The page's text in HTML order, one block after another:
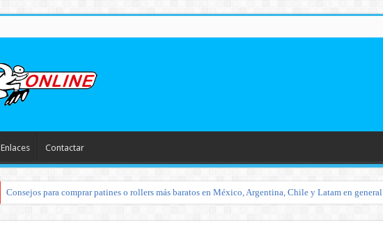
Enlaces Contactar
Consejos para comprar patines o rollers más baratos en México, Argentina, Chile y Latam en general